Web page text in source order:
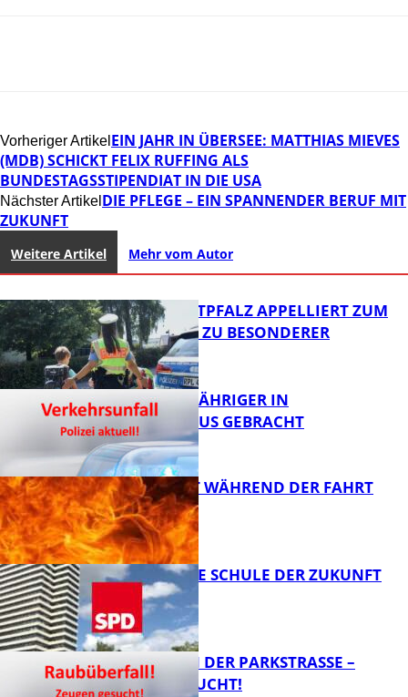
Vorheriger Artikel EIN JAHR IN ÜBERSEE: MATTHIAS MIEVES
(MDB) SCHICKT FELIX RUFFING ALS
BUNDESTAGSSTIPENDIAT IN DIE USA
Nächster Artikel DIE PFLEGE – EIN SPANNENDER BERUF MIT
ZUKUNFT
Weitere Artikel Mehr vom Autor
POLIZEI WESTPFALZ APPELLIERT ZUM
SCHULSTART ZU BESONDERER
VORSICHT
FB News
UNFALL: 58-JÄHRIGER IN
KRANKENHAUS GEBRACHT
FB News
AUTO FÄNGT WÄHREND DER FAHRT
FEUER
WIE SIEHT DIE SCHULE DER ZUKUNFT
AUS?
ÜBERFALL IN DER PARKSTRASSE – Z
EUGEN GESUCHT!